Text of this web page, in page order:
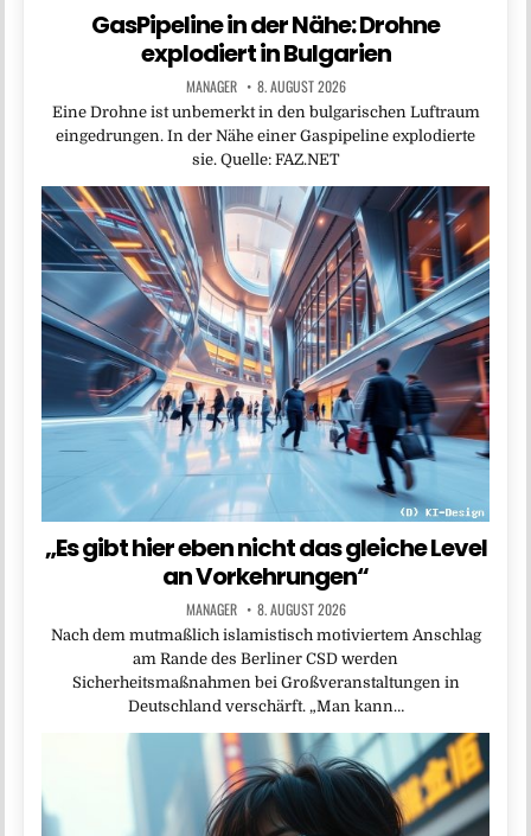
GasPipeline in der Nähe: Drohne
explodiert in Bulgarien
MANAGER 8. AUGUST 2026
Eine Drohne ist unbemerkt in den bulgarischen Luftraum
eingedrungen. In der Nähe einer Gaspipeline explodierte
sie. Quelle: FAZ.NET
„Es gibt hier eben nicht das gleiche Level
an Vorkehrungen“
MANAGER 8. AUGUST 2026
Nach dem mutmaßlich islamistisch motiviertem Anschlag
am Rande des Berliner CSD werden
Sicherheitsmaßnahmen bei Großveranstaltungen in
Deutschland verschärft. „Man kann…